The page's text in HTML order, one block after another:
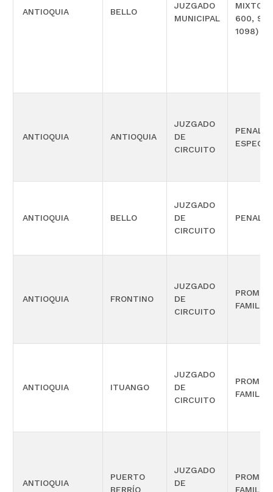
ANTIOQUIA BELLO
JUZGADO
MUNICIPAL
600,
1098)
ANTIOQUIA ANTIOQUIA
JUZGADO
DE
CIRCUITO
PENAL
ANTIOQUIA BELLO
JUZGADO
DE
CIRCUITO
PENAL
ANTIOQUIA FRONTINO
JUZGADO
DE
CIRCUITO
FAMILIA
ANTIOQUIA ITUANGO
JUZGADO
DE
CIRCUITO
FAMILIA
ANTIOQUIA
PUERTO
BERRÍO
JUZGADO
DE
FAMILIA